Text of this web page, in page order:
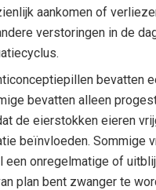
aankomen of
verstoringen in de
bevatten
bevatten alleen
de eierstokken eieren
beïnvloeden. Sommige
onregelmatige of
plan bent zwanger te